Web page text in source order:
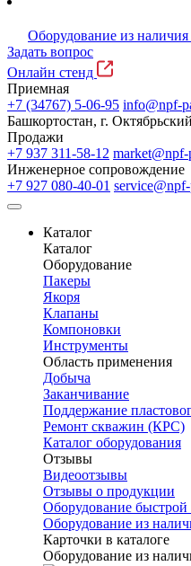
Оборудование из
Задать вопрос
Онлайн стенд
Приемная
+7 (34767) 5-06-95 info@npf-
Башкортостан, г.
Продажи
+7 937 311-58-12 market@npf-
Инженерное сопровождение
+7 927 080-40-01
Каталог
Каталог
Оборудование
Пакеры
Якоря
Клапаны
Компоновки
Инструменты
Область применения
Добыча
Заканчивание
Поддержание
Ремонт скважин (КРС)
Каталог оборудования
Отзывы
Видеоотзывы
Отзывы о продукции
Оборудование быстрой
Оборудование из
Карточки в каталоге
Оборудование из